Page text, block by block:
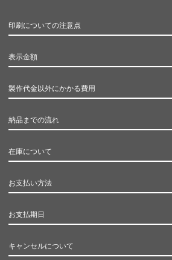
印刷についての注意点
表示金額
製作代金以外にかかる費用
納品までの流れ
在庫について
お支払い方法
お支払期日
キャンセルについて